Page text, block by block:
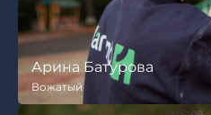
Анастасия Аредакова
Вожатый